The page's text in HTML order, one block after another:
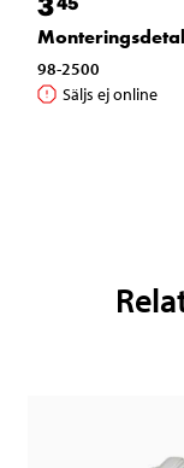
98-2500
Säljs ej online